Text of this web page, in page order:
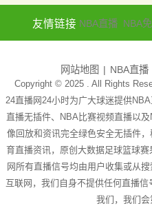
友情链接 NBA直播 NBA
网站地图 NBA直播
Copyright © 2025 . All Rights
24直播网24小时为广大球迷提供
直播无插件、NBA比赛视频直播以
像回放和资讯完全绿色安全无插件
育直播资讯，原创大数据足球篮球
网所有直播信号均由用户收集或从
互联网，我们自身不提供任何直播
我们，我们会